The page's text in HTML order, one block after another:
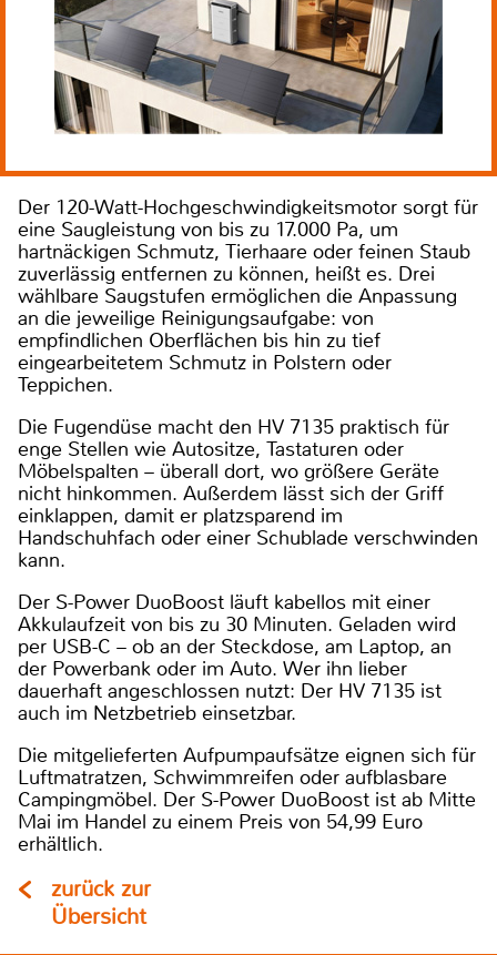
Der 120-Watt-Hochgeschwindigkeitsmotor sorgt für
eine Saugleistung von bis zu 17.000 Pa, um
hartnäckigen Schmutz, Tierhaare oder feinen Staub
zuverlässig entfernen zu können, heißt es. Drei
wählbare Saugstufen ermöglichen die Anpassung
an die jeweilige Reinigungsaufgabe: von
empfindlichen Oberflächen bis hin zu tief
eingearbeitetem Schmutz in Polstern oder
Teppichen.
Die Fugendüse macht den HV 7135 praktisch für
enge Stellen wie Autositze, Tastaturen oder
Möbelspalten – überall dort, wo größere Geräte
nicht hinkommen. Außerdem lässt sich der Griff
einklappen, damit er platzsparend im
Handschuhfach oder einer Schublade verschwinden
kann.
Der S-Power DuoBoost läuft kabellos mit einer
Akkulaufzeit von bis zu 30 Minuten. Geladen wird
per USB-C – ob an der Steckdose, am Laptop, an
der Powerbank oder im Auto. Wer ihn lieber
dauerhaft angeschlossen nutzt: Der HV 7135 ist
auch im Netzbetrieb einsetzbar.
Die mitgelieferten Aufpumpaufsätze eignen sich für
Luftmatratzen, Schwimmreifen oder aufblasbare
Campingmöbel. Der S-Power DuoBoost ist ab Mitte
Mai im Handel zu einem Preis von 54,99 Euro
erhältlich.
zurück zur
Übersicht